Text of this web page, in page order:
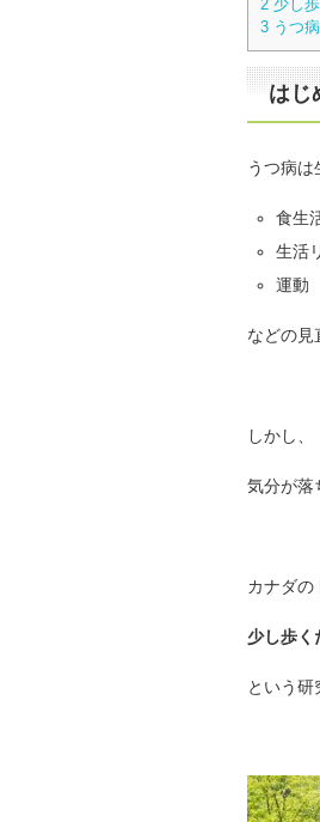
2 少し
3 うつ
はじ
うつ病は
食生
生活
運動
などの見
しかし、
気分が落
カナダの
少し歩く
という研